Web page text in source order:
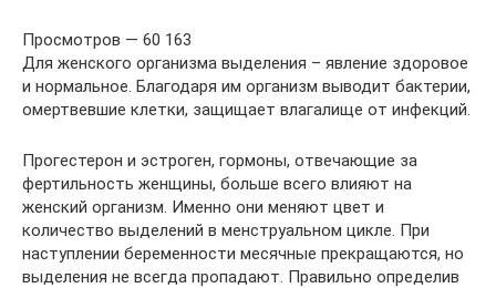
Просмотров — 60 163
Для женского организма выделения – явление здоровое
и нормальное. Благодаря им организм выводит бактерии,
омертвевшие клетки, защищает влагалище от инфекций.
Прогестерон и эстроген, гормоны, отвечающие за
фертильность женщины, больше всего влияют на
женский организм. Именно они меняют цвет и
количество выделений в менструальном цикле. При
наступлении беременности месячные прекращаются, но
выделения не всегда пропадают. Правильно определив